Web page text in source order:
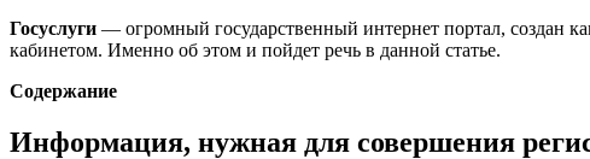
Госуслуги — огромный государственный интернет портал, создан
кабинетом. Именно об этом и пойдет речь в данной статье.
Содержание
Информация, нужная для совершения